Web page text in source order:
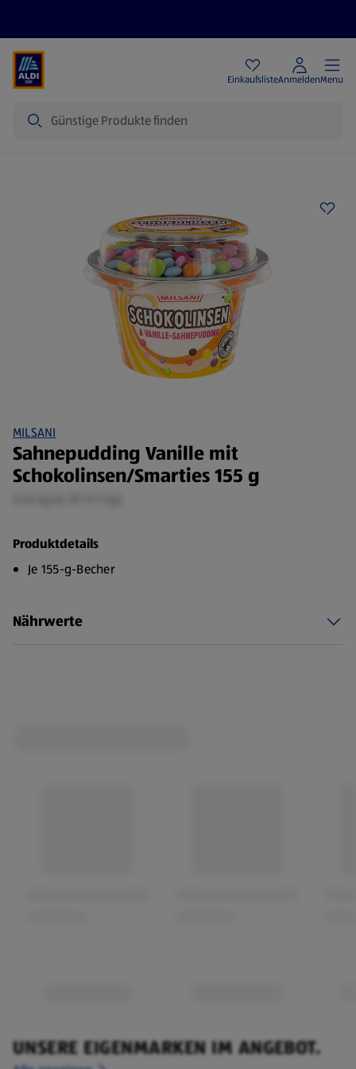
EinkaufslisteAnmeldenMenu
MILSANI
Sahnepudding Vanille mit
Schokolinsen/Smarties 155 g
Produktdetails
Je 155-g-Becher
Nährwerte
UNSERE EIGENMARKEN IM ANGEBOT.